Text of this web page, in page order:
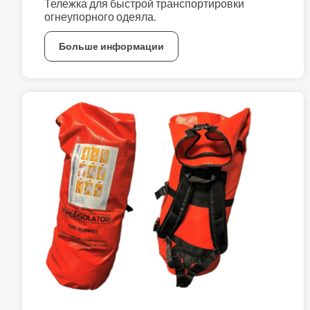
Тележка для быстрой транспортировки
огнеупорного одеяла.
Больше информации